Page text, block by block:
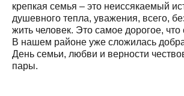
крепкая семья – это неиссякаемый
душевного тепла, уважения, всего,
жить человек. Это самое дорогое, что
В нашем районе уже сложилась
День семьи, любви и верности
пары.